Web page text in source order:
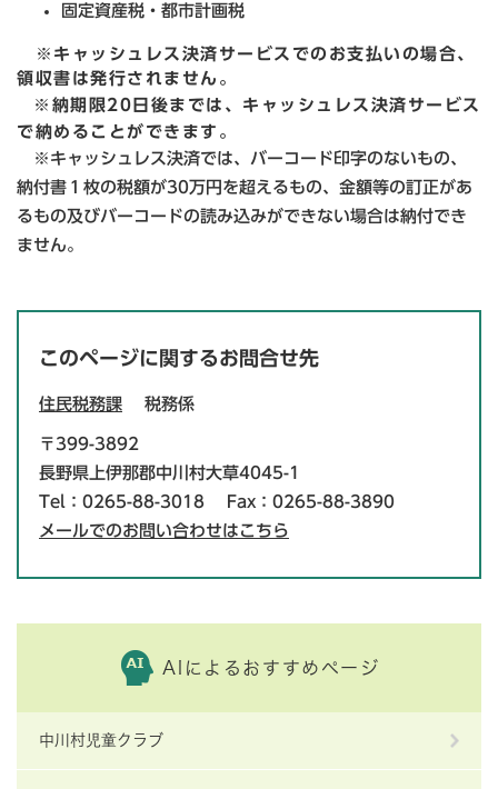
固定資産税・都市計画税
※キャッシュレス決済サービスでのお支払いの場合、
領収書は発行されません。
※納期限20日後までは、キャッシュレス決済サービス
で納めることができます。
※キャッシュレス決済では、バーコード印字のないもの、
納付書１枚の税額が30万円を超えるもの、金額等の訂正があ
るもの及びバーコードの読み込みができない場合は納付でき
ません。
このページに関するお問合せ先
住民税務課 税務係
〒399-3892
長野県上伊那郡中川村大草4045-1
Tel：0265-88-3018
Fax：0265-88-3890
メールでのお問い合わせはこちら
AIによるおすすめページ
中川村児童クラブ